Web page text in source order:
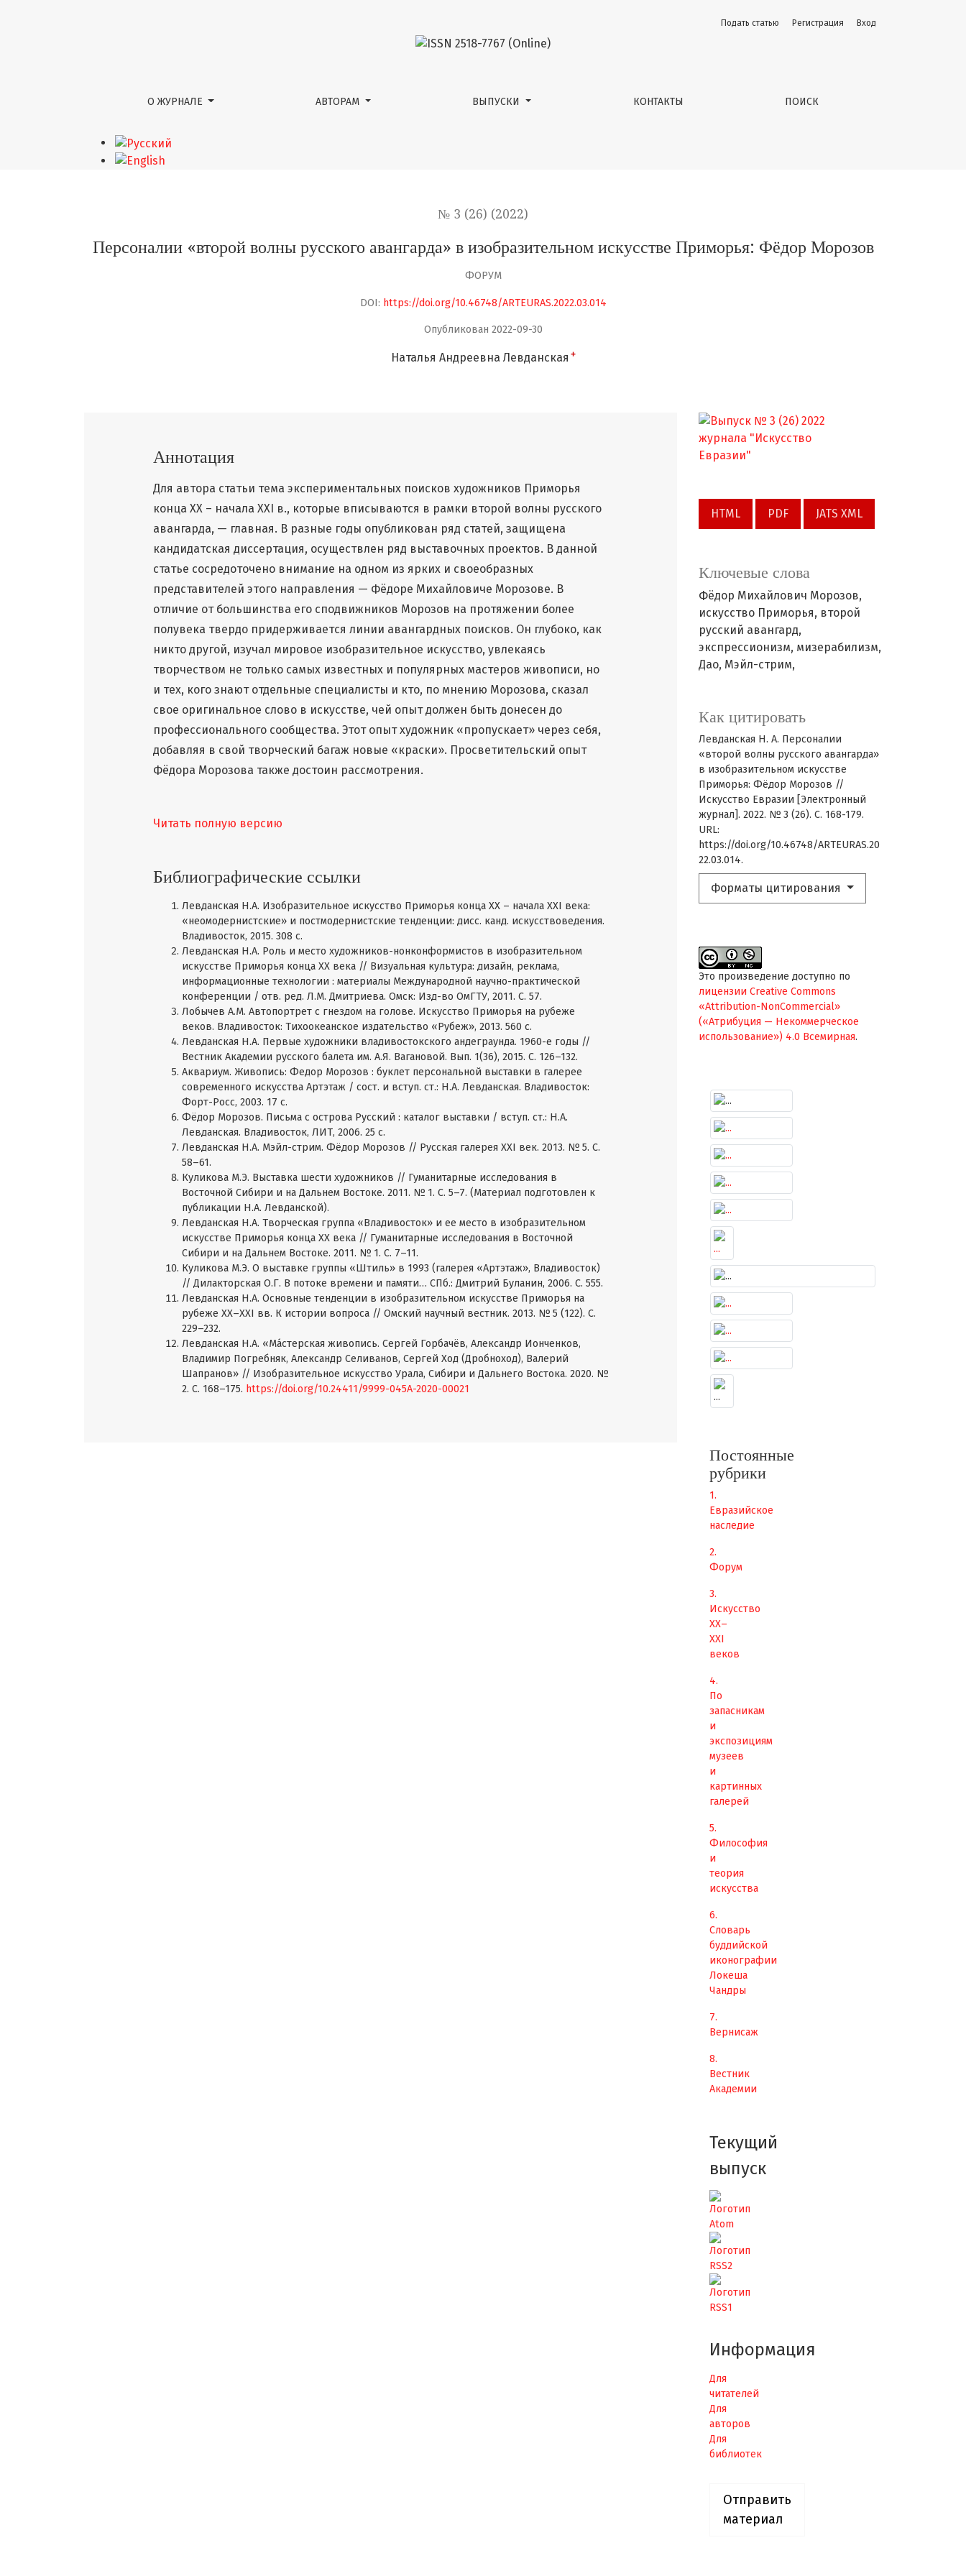
О ЖУРНАЛЕ АВТОРАМ ВЫПУСКИ КОНТАКТЫ ПОИСК
Подать статью Регистрация Вход
№ 3 (26) (2022)
Персоналии «второй волны русского авангарда» в изобразительном искусстве Приморья: Фёдор Морозов
ФОРУМ
DOI: https://doi.org/10.46748/ARTEURAS.2022.03.014
Опубликован 2022-09-30
Наталья Андреевна Левданская +
HTML PDF JATS XML
Ключевые слова
Фёдор Михайлович Морозов,
искусство Приморья, второй
русский авангард,
экспрессионизм, мизерабилизм,
Дао, Мэйл-стрим,
Как цитировать
Левданская Н. А. Персоналии
«второй волны русского авангарда»
в изобразительном искусстве
Приморья: Фёдор Морозов //
Искусство Евразии [Электронный
журнал]. 2022. № 3 (26). С. 168-179.
URL:
https://doi.org/10.46748/ARTEURAS.20
22.03.014.
Форматы цитирования
Это произведение доступно по
лицензии Creative Commons
«Attribution-NonCommercial»
(«Атрибуция — Некоммерческое
использование») 4.0 Всемирная.
Постоянные
рубрики
1.
Евразийское
наследие
2.
Форум
3.
Искусство
XX–
XXI
веков
4.
По
запасникам
и
экспозициям
музеев
и
картинных
галерей
5.
Философия
и
теория
искусства
6.
Словарь
буддийской
иконографии
Локеша
Чандры
7.
Вернисаж
8.
Вестник
Академии
Текущий
выпуск
Информация
Для
читателей
Для
авторов
Для
библиотек
Отправить
материал
Аннотация
Для автора статьи тема экспериментальных поисков художников Приморья
конца XX – начала XXI в., которые вписываются в рамки второй волны русского
авангарда, — главная. В разные годы опубликован ряд статей, защищена
кандидатская диссертация, осуществлен ряд выставочных проектов. В данной
статье сосредоточено внимание на одном из ярких и своеобразных
представителей этого направления — Фёдоре Михайловиче Морозове. В
отличие от большинства его сподвижников Морозов на протяжении более
полувека твердо придерживается линии авангардных поисков. Он глубоко, как
никто другой, изучал мировое изобразительное искусство, увлекаясь
творчеством не только самых известных и популярных мастеров живописи, но
и тех, кого знают отдельные специалисты и кто, по мнению Морозова, сказал
свое оригинальное слово в искусстве, чей опыт должен быть донесен до
профессионального сообщества. Этот опыт художник «пропускает» через себя,
добавляя в свой творческий багаж новые «краски». Просветительский опыт
Фёдора Морозова также достоин рассмотрения.
Читать полную версию
Библиографические ссылки
Левданская Н.А. Изобразительное искусство Приморья конца XX – начала XXI века:
«неомодернистские» и постмодернистские тенденции: дисс. канд. искусствоведения.
Владивосток, 2015. 308 с.
Левданская Н.А. Роль и место художников-нонконформистов в изобразительном
искусстве Приморья конца ХХ века // Визуальная культура: дизайн, реклама,
информационные технологии : материалы Международной научно-практической
конференции / отв. ред. Л.М. Дмитриева. Омск: Изд-во ОмГТУ, 2011. С. 57.
Лобычев А.М. Автопортрет с гнездом на голове. Искусство Приморья на рубеже
веков. Владивосток: Тихоокеанское издательство «Рубеж», 2013. 560 с.
Левданская Н.А. Первые художники владивостокского андеграунда. 1960-е годы //
Вестник Академии русского балета им. А.Я. Вагановой. Вып. 1(36), 2015. С. 126–132.
Аквариум. Живопись: Федор Морозов : буклет персональной выставки в галерее
современного искусства Артэтаж / сост. и вступ. ст.: Н.А. Левданская. Владивосток:
Форт-Росс, 2003. 17 с.
Фёдор Морозов. Письма с острова Русский : каталог выставки / вступ. ст.: Н.А.
Левданская. Владивосток, ЛИТ, 2006. 25 с.
Левданская Н.А. Мэйл-стрим. Фёдор Морозов // Русская галерея XXI век. 2013. № 5. С.
58–61.
Куликова М.Э. Выставка шести художников // Гуманитарные исследования в
Восточной Сибири и на Дальнем Востоке. 2011. № 1. С. 5–7. (Материал подготовлен к
публикации Н.А. Левданской).
Левданская Н.А. Творческая группа «Владивосток» и ее место в изобразительном
искусстве Приморья конца ХХ века // Гуманитарные исследования в Восточной
Сибири и на Дальнем Востоке. 2011. № 1. С. 7–11.
Куликова М.Э. О выставке группы «Штиль» в 1993 (галерея «Артэтаж», Владивосток)
// Дилакторская О.Г. В потоке времени и памяти… СПб.: Дмитрий Буланин, 2006. С. 555.
Левданская Н.А. Основные тенденции в изобразительном искусстве Приморья на
рубеже XX–XXI вв. К истории вопроса // Омский научный вестник. 2013. № 5 (122). С.
229–232.
Левданская Н.А. «Мáстерская живопись. Сергей Горбачёв, Александр Ионченков,
Владимир Погребняк, Александр Селиванов, Сергей Ход (Дробноход), Валерий
Шапранов» // Изобразительное искусство Урала, Сибири и Дальнего Востока. 2020. №
2. С. 168–175. https://doi.org/10.24411/9999-045A-2020-00021